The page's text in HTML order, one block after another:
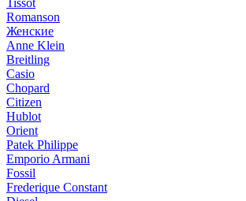
Tissot
Romanson
Женские
Anne Klein
Breitling
Casio
Chopard
Citizen
Hublot
Orient
Patek Philippe
Emporio Armani
Fossil
Frederique Constant